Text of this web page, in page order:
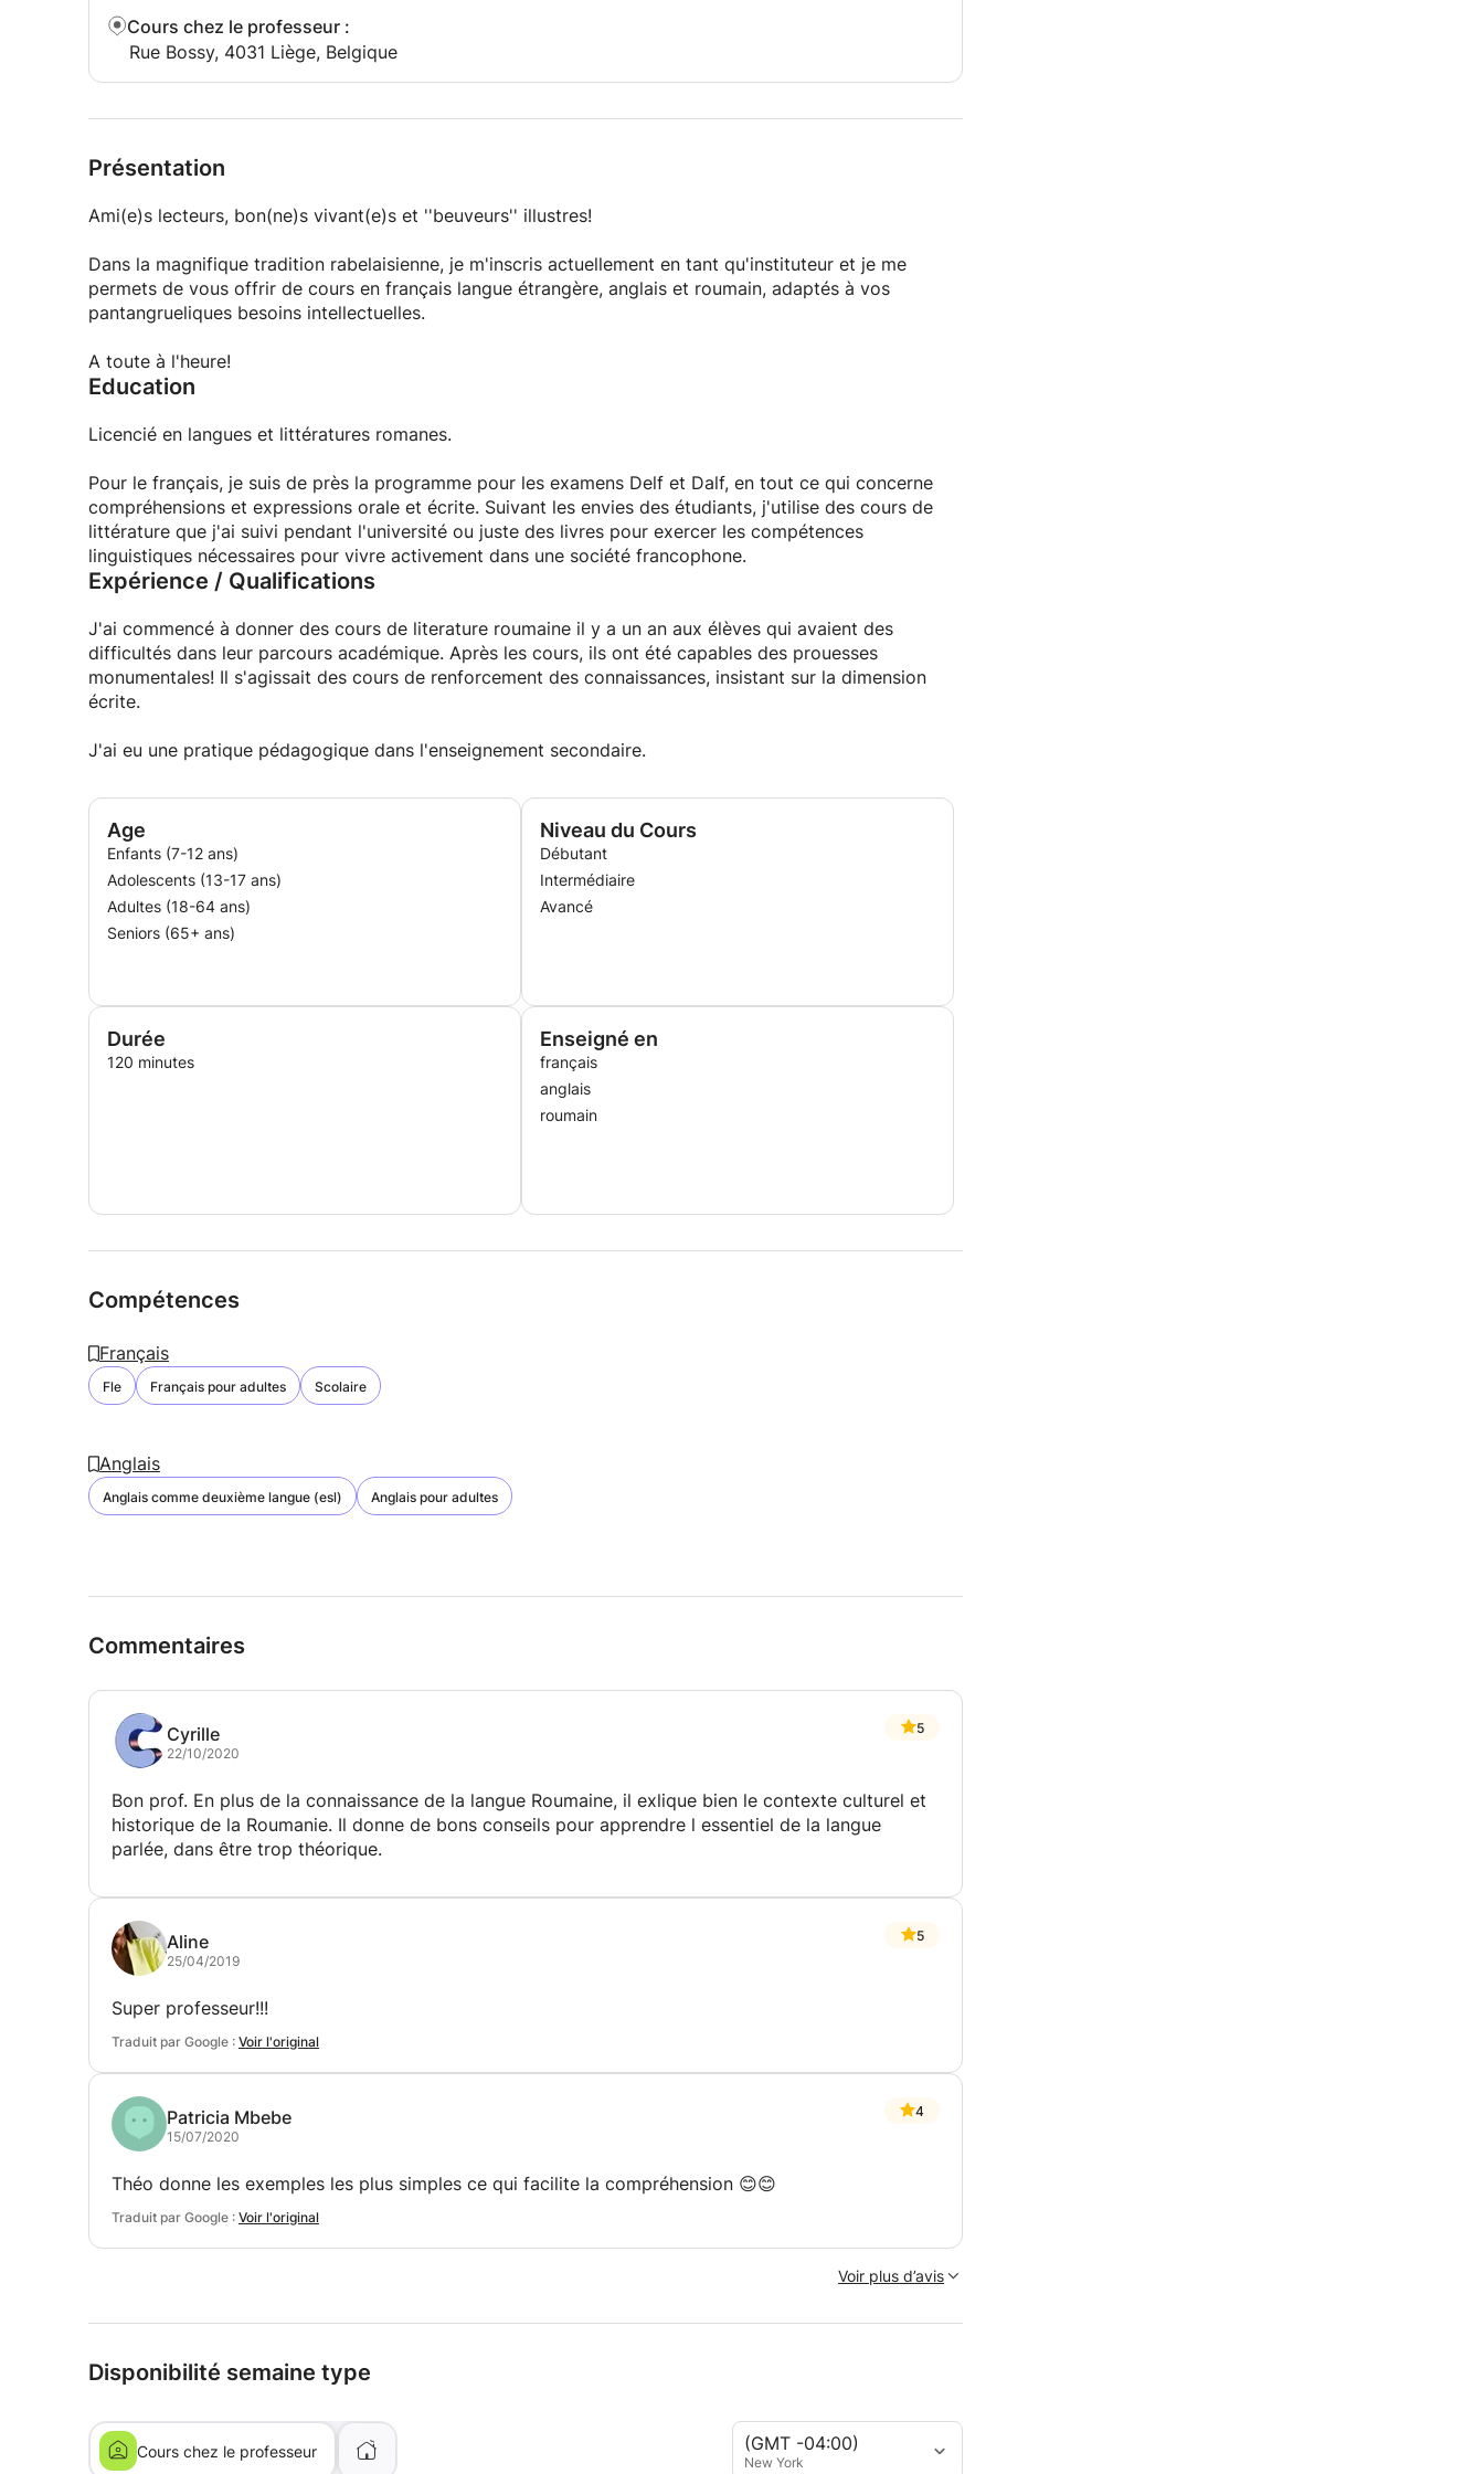
Cours chez le professeur :
Rue Bossy, 4031 Liège, Belgique
Présentation
Ami(e)s lecteurs, bon(ne)s vivant(e)s et ''beuveurs'' illustres!
Dans la magnifique tradition rabelaisienne, je m'inscris actuellement en tant qu'instituteur et je me
permets de vous offrir de cours en français langue étrangère, anglais et roumain, adaptés à vos
pantangrueliques besoins intellectuelles.
A toute à l'heure!
Education
Licencié en langues et littératures romanes.
Pour le français, je suis de près la programme pour les examens Delf et Dalf, en tout ce qui concerne
compréhensions et expressions orale et écrite. Suivant les envies des étudiants, j'utilise des cours de
littérature que j'ai suivi pendant l'université ou juste des livres pour exercer les compétences
linguistiques nécessaires pour vivre activement dans une société francophone.
Expérience / Qualifications
J'ai commencé à donner des cours de literature roumaine il y a un an aux élèves qui avaient des
difficultés dans leur parcours académique. Après les cours, ils ont été capables des prouesses
monumentales! Il s'agissait des cours de renforcement des connaissances, insistant sur la dimension
écrite.
J'ai eu une pratique pédagogique dans l'enseignement secondaire.
Age
Enfants (7-12 ans)
Adolescents (13-17 ans)
Adultes (18-64 ans)
Seniors (65+ ans)
Niveau du Cours
Débutant
Intermédiaire
Avancé
Durée
120 minutes
Enseigné en
français
anglais
roumain
Compétences
Français
Fle Français pour adultes Scolaire
Anglais
Anglais comme deuxième langue (esl) Anglais pour adultes
Commentaires
Cyrille
22/10/2020
5
Bon prof. En plus de la connaissance de la langue Roumaine, il exlique bien le contexte culturel et
historique de la Roumanie. Il donne de bons conseils pour apprendre l essentiel de la langue
parlée, dans être trop théorique.
Aline
25/04/2019
5
Super professeur!!!
Traduit par Google : Voir l'original
Patricia Mbebe
15/07/2020
4
Théo donne les exemples les plus simples ce qui facilite la compréhension 😊😊
Traduit par Google : Voir l'original
Voir plus d’avis
Disponibilité semaine type
(GMT -04:00)
New York
Cours chez le professeur